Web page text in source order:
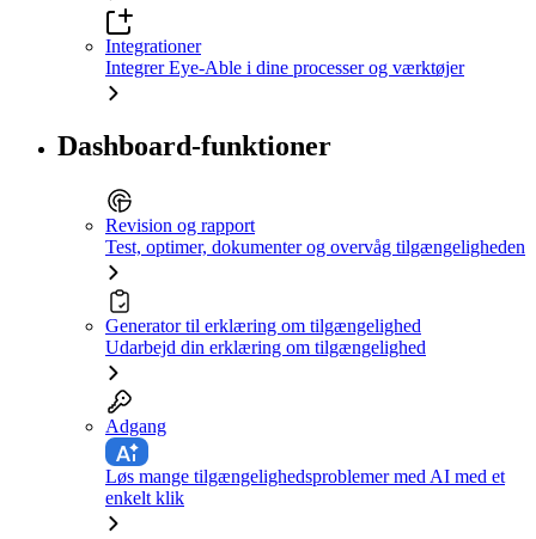
Integrationer
Integrer Eye-Able i dine processer og værktøjer
Dashboard-funktioner
Revision og rapport
Test, optimer, dokumenter og overvåg tilgængeligheden
Generator til erklæring om tilgængelighed
Udarbejd din erklæring om tilgængelighed
Adgang
Løs mange tilgængelighedsproblemer med AI med et
enkelt klik